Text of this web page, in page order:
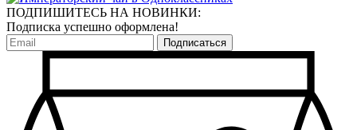
ПОДПИШИТЕСЬ НА НОВИНКИ:
Подписка успешно оформлена!
Подписаться